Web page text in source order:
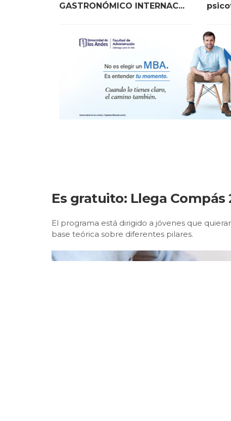
GASTRONÓMICO INTERNAC...
Es gratuito: Llega
El programa está dirigido a jóvenes que
base teórica sobre diferentes pilares.